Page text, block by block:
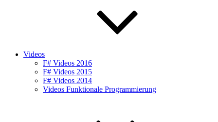
Videos
F# Videos 2016
F# Videos 2015
F# Videos 2014
Videos Funktionale Programmierung